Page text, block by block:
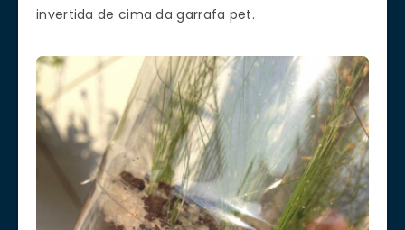
invertida de cima da garrafa pet.